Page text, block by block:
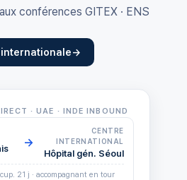
conférences GITEX · ENS
· UAE · INDE INBOUND
→
CENTRE
INTERNATIONAL
Hôpital gén. Séoul
21 j · accompagnant en tour